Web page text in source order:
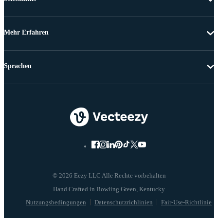
Mehr Erfahren
© 2026 Eezy LLC Alle Rechte vorbehalten
Nutzungsbedingungen Datenschutzrichlinien Fair-Use-Richtlinie
Sprachen